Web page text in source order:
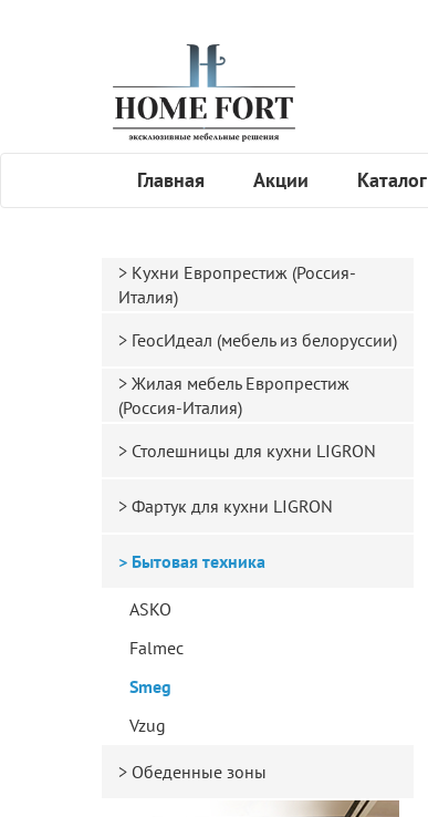
Главная Акции Каталог
Кухни Европрестиж (Россия-
Италия)
ГеосИдеал (мебель из белоруссии)
Жилая мебель Европрестиж
(Россия-Италия)
Столешницы для кухни LIGRON
Фартук для кухни LIGRON
Бытовая техника
ASKO
Falmec
Smeg
Vzug
Обеденные зоны